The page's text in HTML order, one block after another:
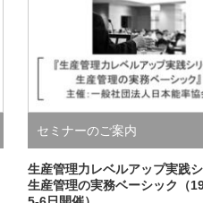
セミナーのご案内
生産管理力レベルアップ実践
生産管理の実務ベーシック（